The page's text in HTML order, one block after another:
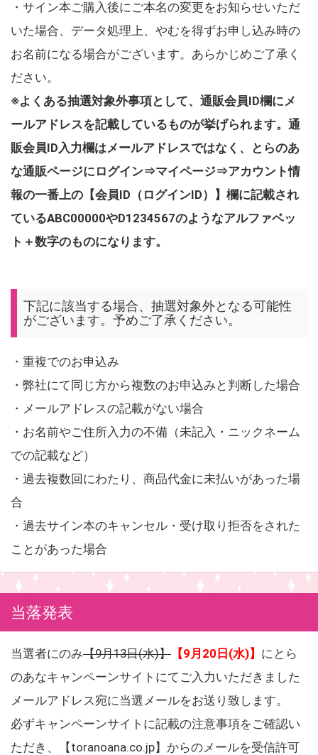
・サイン本ご購入後にご本名の変更をお知らせいただ
いた場合、データ処理上、やむを得ずお申し込み時の
お名前になる場合がございます。あらかじめご了承く
ださい。
※よくある抽選対象外事項として、通販会員ID欄にメ
ールアドレスを記載しているものが挙げられます。通
販会員ID入力欄はメールアドレスではなく、とらのあ
な通販ページにログイン⇒マイページ⇒アカウント情
報の一番上の【会員ID（ログインID）】欄に記載され
ているABC00000やD1234567のようなアルファベッ
ト＋数字のものになります。
下記に該当する場合、抽選対象外となる可能性
がございます。予めご了承ください。
・重複でのお申込み
・弊社にて同じ方から複数のお申込みと判断した場合
・メールアドレスの記載がない場合
・お名前やご住所入力の不備（未記入・ニックネーム
での記載など）
・過去複数回にわたり、商品代金に未払いがあった場
合
・過去サイン本のキャンセル・受け取り拒否をされた
ことがあった場合
当落発表
当選者にのみ【9月13日(水)】 【9月20日(水)】 にとら
のあなキャンペーンサイトにてご入力いただきました
メールアドレス宛に当選メールをお送り致します。
必ずキャンペーンサイトに記載の注意事項をご確認い
ただき、【toranoana.co.jp】からのメールを受信許可